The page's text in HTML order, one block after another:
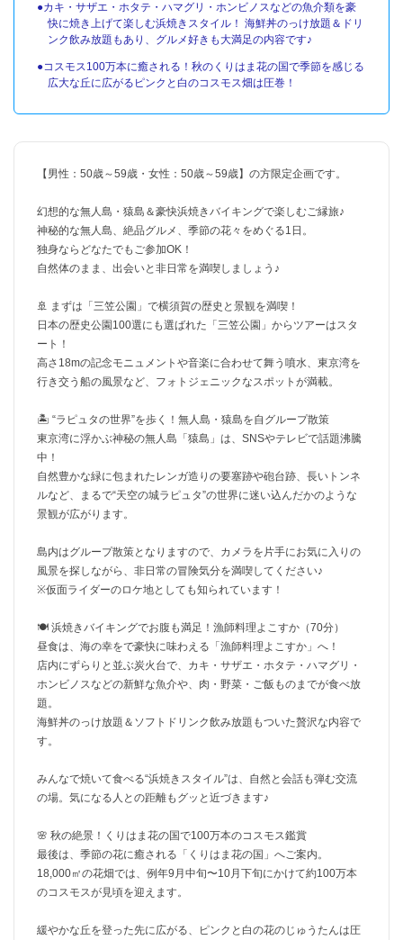
●カキ・サザエ・ホタテ・ハマグリ・ホンビノスなどの魚介類を豪
快に焼き上げて楽しむ浜焼きスタイル！ 海鮮丼のっけ放題＆ドリ
ンク飲み放題もあり、グルメ好きも大満足の内容です♪
●コスモス100万本に癒される！秋のくりはま花の国で季節を感じる
広大な丘に広がるピンクと白のコスモス畑は圧巻！
【男性：50歳～59歳・女性：50歳～59歳】の方限定企画です。
幻想的な無人島・猿島＆豪快浜焼きバイキングで楽しむご縁旅♪
神秘的な無人島、絶品グルメ、季節の花々をめぐる1日。
独身ならどなたでもご参加OK！
自然体のまま、出会いと非日常を満喫しましょう♪
🚢 まずは「三笠公園」で横須賀の歴史と景観を満喫！
日本の歴史公園100選にも選ばれた「三笠公園」からツアーはスタ
ート！
高さ18mの記念モニュメントや音楽に合わせて舞う噴水、東京湾を
行き交う船の風景など、フォトジェニックなスポットが満載。
🏝 “ラピュタの世界”を歩く！無人島・猿島を自グループ散策
東京湾に浮かぶ神秘の無人島「猿島」は、SNSやテレビで話題沸騰
中！
自然豊かな緑に包まれたレンガ造りの要塞跡や砲台跡、長いトンネ
ルなど、まるで“天空の城ラピュタ”の世界に迷い込んだかのような
景観が広がります。
島内はグループ散策となりますので、カメラを片手にお気に入りの
風景を探しながら、非日常の冒険気分を満喫してください♪
※仮面ライダーのロケ地としても知られています！
🍽 浜焼きバイキングでお腹も満足！漁師料理よこすか（70分）
昼食は、海の幸をで豪快に味わえる「漁師料理よこすか」へ！
店内にずらりと並ぶ炭火台で、カキ・サザエ・ホタテ・ハマグリ・
ホンビノスなどの新鮮な魚介や、肉・野菜・ご飯ものまでが食べ放
題。
海鮮丼のっけ放題＆ソフトドリンク飲み放題もついた贅沢な内容で
す。
みんなで焼いて食べる“浜焼きスタイル”は、自然と会話も弾む交流
の場。気になる人との距離もグッと近づきます♪
🌸 秋の絶景！くりはま花の国で100万本のコスモス鑑賞
最後は、季節の花に癒される「くりはま花の国」へご案内。
18,000㎡の花畑では、例年9月中旬〜10月下旬にかけて約100万本
のコスモスが見頃を迎えます。
緩やかな丘を登った先に広がる、ピンクと白の花のじゅうたんは圧